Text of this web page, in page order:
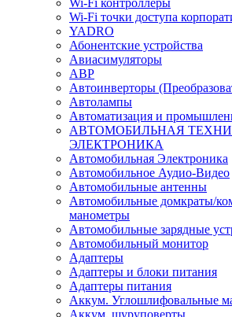
Wi-Fi точки доступа
YADRO
Абонентские устройства
Авиасимуляторы
АВР
Автоинверторы
Автолампы
Автоматизация и
АВТОМОБИЛЬНАЯ
ЭЛЕКТРОНИКА
Автомобильная Электроника
Автомобильное Аудио-Видео
Автомобильные антенны
Автомобильные домкраты/
манометры
Автомобильные зарядные
Автомобильный монитор
Адаптеры
Адаптеры и блоки питания
Адаптеры питания
Аккум.
Аккум. шуруповерты